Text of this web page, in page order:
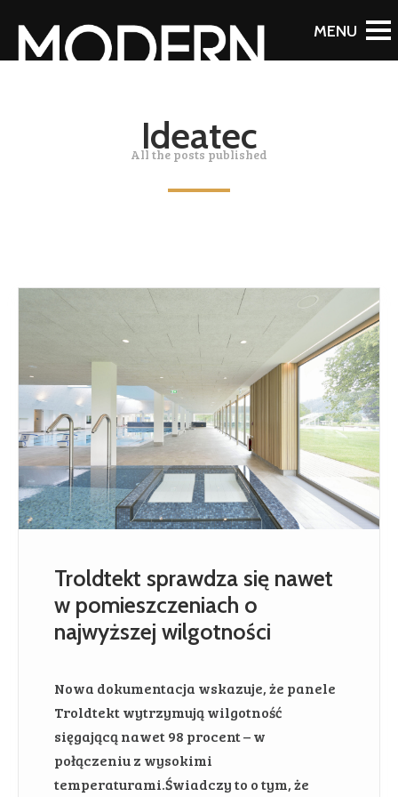
Ideatec
All the posts published
Troldtekt sprawdza się nawet
w pomieszczeniach o
najwyższej wilgotności
Nowa dokumentacja wskazuje, że panele
Troldtekt wytrzymują wilgotność
sięgającą nawet 98 procent – w
połączeniu z wysokimi
temperaturami.Świadczy to o tym, że